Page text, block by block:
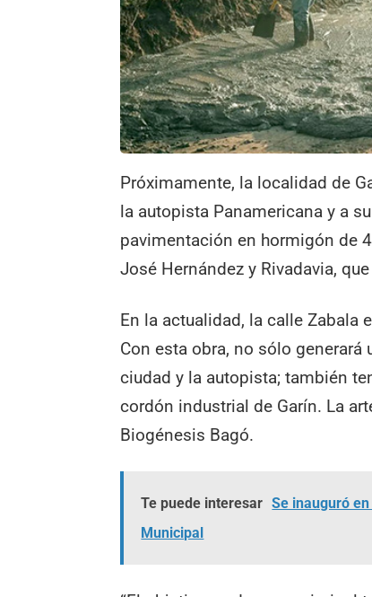
Próximamente, la localidad de
la autopista Panamericana y a
pavimentación en hormigón de
José Hernández y Rivadavia,
En la actualidad, la calle Zabala
Con esta obra, no sólo
ciudad y la autopista; también
cordón industrial de Garín. La
Biogénesis Bagó.
Te puede interesar Se inauguró
Municipal